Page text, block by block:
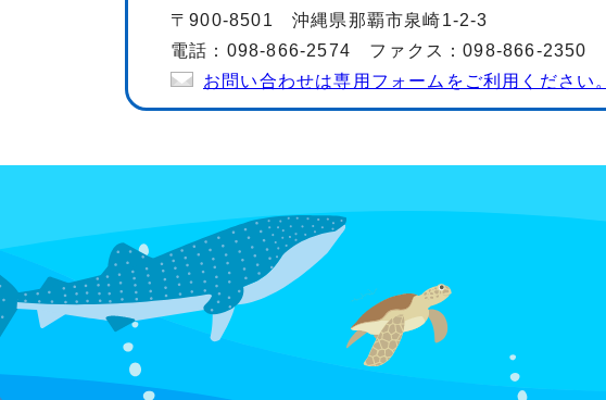
〒900-8501 沖縄県那覇市泉崎1-2-3
電話：098-866-2574 ファクス：098-866-2350
お問い合わせは専用フォームをご利用ください。